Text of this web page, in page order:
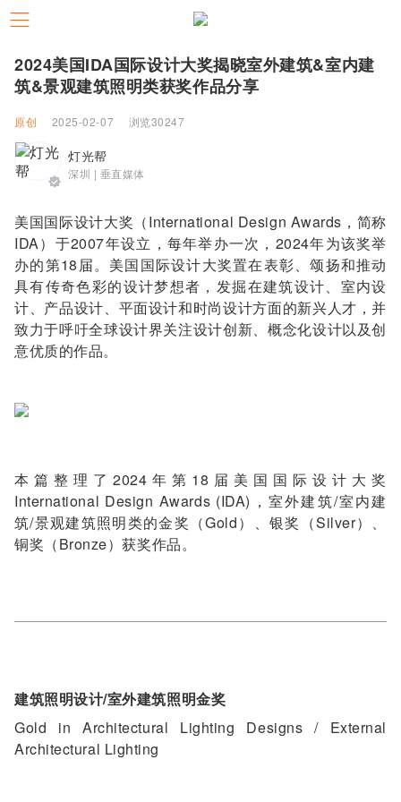
2024美国IDA国际设计大奖揭晓室外建筑&室内建
筑&景观建筑照明类获奖作品分享
原创 2025-02-07 浏览30247
灯光帮
深圳 | 垂直媒体
美国国际设计大奖（International Design Awards，简称
IDA）于2007年设立，每年举办一次，2024年为该奖举
办的第18届。美国国际设计大奖置在表彰、颂扬和推动
具有传奇色彩的设计梦想者，发掘在建筑设计、室内设
计、产品设计、平面设计和时尚设计方面的新兴人才，并
致力于呼吁全球设计界关注设计创新、概念化设计以及创
意优质的作品。
本篇整理了2024年第18届美国国际设计大奖
International Design Awards (IDA)，室外建筑/室内建
筑/景观建筑照明类的金奖（Gold）、银奖（Silver）、
铜奖（Bronze）获奖作品。
建筑照明设计/室外建筑照明金奖
Gold in Architectural Lighting Designs / External
Architectural Lighting